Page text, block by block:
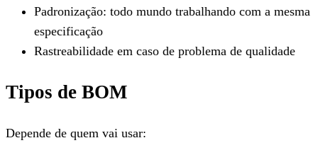
Padronização: todo mundo trabalhando com a mesma
especificação
Rastreabilidade em caso de problema de qualidade
Tipos de BOM
Depende de quem vai usar: